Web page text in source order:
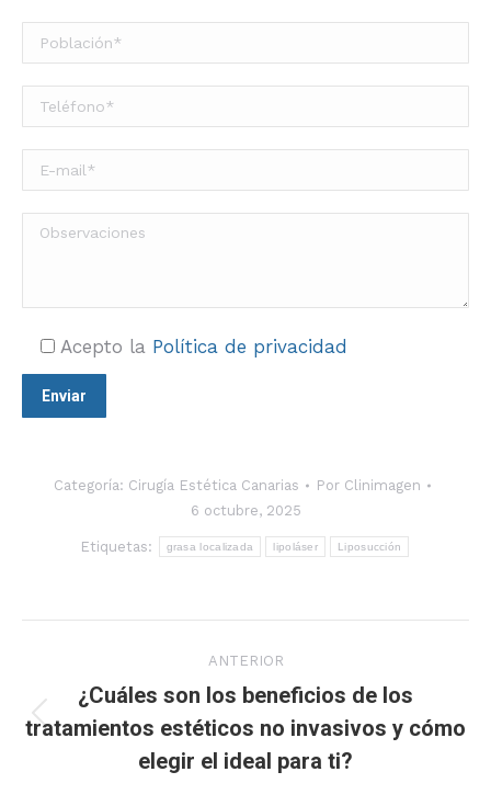
Acepto la Política de privacidad
Categoría: Cirugía Estética Canarias Por Clinimagen
6 octubre, 2025
Etiquetas: grasa localizada lipoláser Liposucción
entre
publicaciones
ANTERIOR
Publicación
anterior:
¿Cuáles son los beneficios de los
tratamientos estéticos no invasivos y cómo
elegir el ideal para ti?